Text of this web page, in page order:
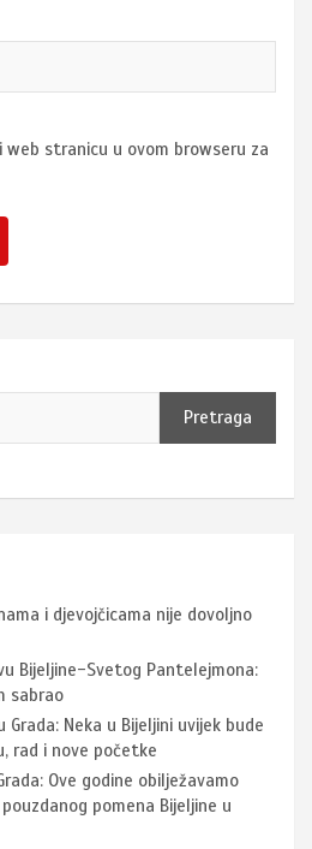
web stranicu u ovom browseru za
Pretraga
i djevojčicama nije dovoljno
Bijeljine-Svetog Pantelejmona:
sabrao
Neka u Bijeljini uvijek bude
rad i nove početke
Ove godine obilježavamo
pomena Bijeljine u